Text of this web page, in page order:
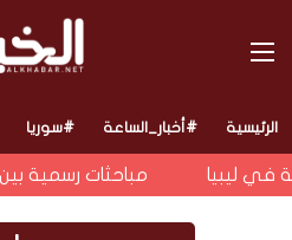
القائمة
الرئيسية #أخبار_الساعة #سوريا
في ليبيا مباحثات رسمية بين